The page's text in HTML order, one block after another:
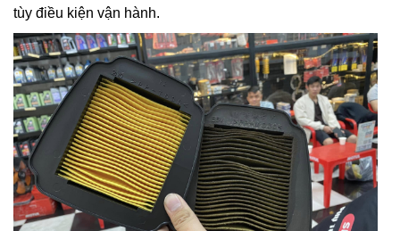
tùy điều kiện vận hành.